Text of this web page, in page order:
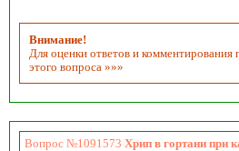
Внимание!
Для оценки ответов и комментирования
этого вопроса »»»
Вопрос №1091573 Хрип в гортани при